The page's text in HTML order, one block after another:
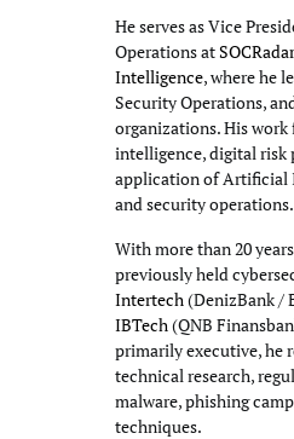
He serves as Vice
Operations at
Intelligence, where he
Security Operations,
organizations. His
intelligence, digital risk
application of Artificial
and security operations.
With more than 20
previously held
Intertech(DenizBank /
IBTech(QNB
primarily executive, he
technical research,
malware, phishing
techniques.